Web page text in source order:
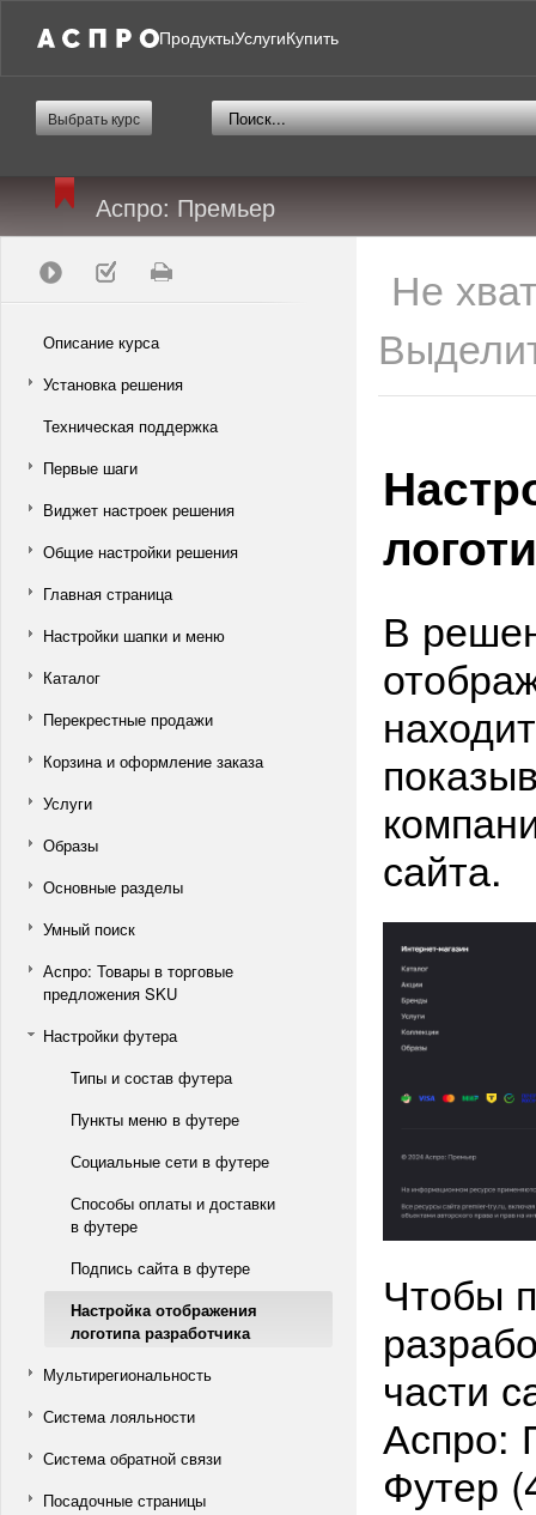
ПродуктыУслугиКупить
Выбрать курс
Аспро: Премьер
Описание курса
Установка решения
Техническая поддержка
Первые шаги
Виджет настроек решения
Общие настройки решения
Главная страница
Настройки шапки и меню
Каталог
Перекрестные продажи
Корзина и оформление заказа
Услуги
Образы
Основные разделы
Умный поиск
Аспро: Товары в торговые
предложения SKU
Настройки футера
Типы и состав футера
Пункты меню в футере
Социальные сети в футере
Способы оплаты и доставки
в футере
Подпись сайта в футере
Настройка отображения
логотипа разработчика
Мультирегиональность
Система лояльности
Система обратной связи
Посадочные страницы
Не
В
сайта.
Чтобы
части
Аспро:
Футер